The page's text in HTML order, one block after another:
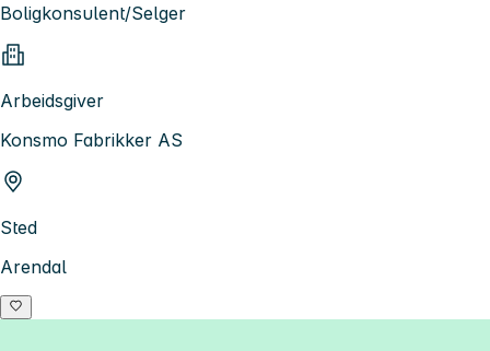
Boligkonsulent/Selger
Arbeidsgiver
Konsmo Fabrikker AS
Sted
Arendal